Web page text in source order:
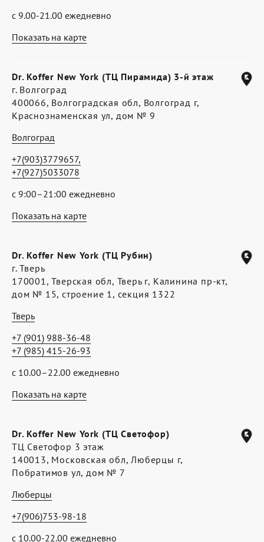
Показать на карте
с 9.00-21.00 ежедневно
Показать на карте
Dr. Koffer New York (ТЦ Пирамида) 3-й этаж
г. Волгоград
400066, Волгоградская обл, Волгоград г,
Краснознаменская ул, дом № 9
Волгоград
с 9:00–21:00 ежедневно
+7(903)3779657,
+7(927)5033078
Показать на карте
Dr. Koffer New York (ТЦ Рубин)
г. Тверь
170001, Тверская обл, Тверь г, Калинина пр-кт,
дом № 15, строение 1, секция 1322
Тверь
с 10.00–22.00 ежедневно
+7 (901) 988-36-48
+7 (985) 415-26-93
Dr. Koffer New York (ТЦ Светофор)
ТЦ Светофор 3 этаж
140013, Московская обл, Люберцы г,
Побратимов ул, дом № 7
Люберцы
с 10.00-22.00 ежедневно
+7(906)753-98-18